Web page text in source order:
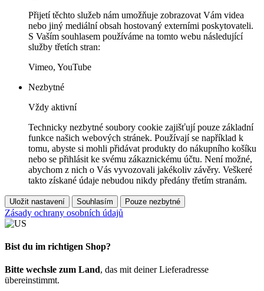
Přijetí těchto služeb nám umožňuje zobrazovat Vám videa
nebo jiný mediální obsah hostovaný externími poskytovateli.
S Vaším souhlasem používáme na tomto webu následující
služby třetích stran:
Vimeo, YouTube
Nezbytné
Vždy aktivní
Technicky nezbytné soubory cookie zajišťují pouze základní
funkce našich webových stránek. Používají se například k
tomu, abyste si mohli přidávat produkty do nákupního košíku
nebo se přihlásit ke svému zákaznickému účtu. Není možné,
abychom z nich o Vás vyvozovali jakékoliv závěry. Veškeré
takto získané údaje nebudou nikdy předány třetím stranám.
Uložit nastavení Souhlasím Pouze nezbytné
Zásady ochrany osobních údajů
Bist du im richtigen Shop?
Bitte wechsle zum Land, das mit deiner Lieferadresse
übereinstimmt.